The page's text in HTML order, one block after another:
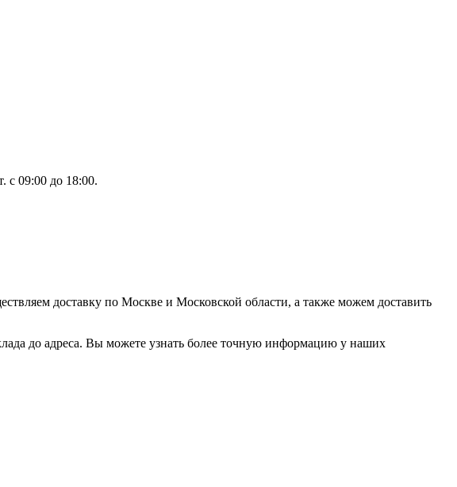
с 09:00 до 18:00.
доставку по Москве и Московской области, а также можем доставить
до адреса. Вы можете узнать более точную информацию у наших